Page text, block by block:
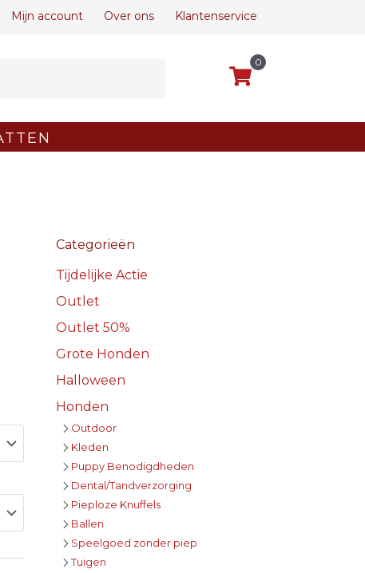
Mijn account Over ons Klantenservice
0
Categorieën
Tijdelijke Actie
Outlet
Outlet 50%
Grote Honden
Halloween
Honden
Outdoor
Kleden
Puppy Benodigdheden
Dental/Tandverzorging
Pieploze Knuffels
Ballen
Speelgoed zonder piep
Tuigen